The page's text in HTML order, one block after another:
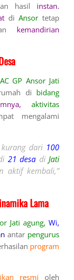
hasil instan.
di Ansor tetap
kemandirian
GP Ansor Jati
di bidang
aktivitas
mengalami
dari 100
21 desa di Jati
aktif kembali,”
Lama
Jati agung, Wi,
antar pengurus
program
resmi oleh